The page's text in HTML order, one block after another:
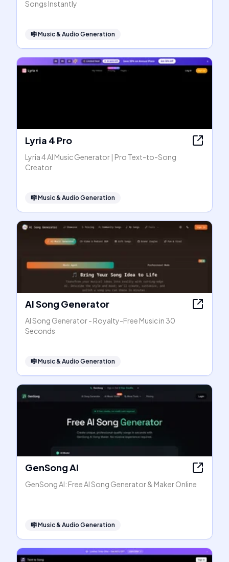
Songs Instantly
🎼Music & Audio Generation
Lyria 4 Pro
Lyria 4 AI Music Generator | Pro Text-to-Song
Creator
🎼Music & Audio Generation
AI Song Generator
AI Song Generator - Royalty-Free Music in 30
Seconds
🎼Music & Audio Generation
GenSong AI
GenSong AI: Free AI Song Generator & Maker Online
🎼Music & Audio Generation